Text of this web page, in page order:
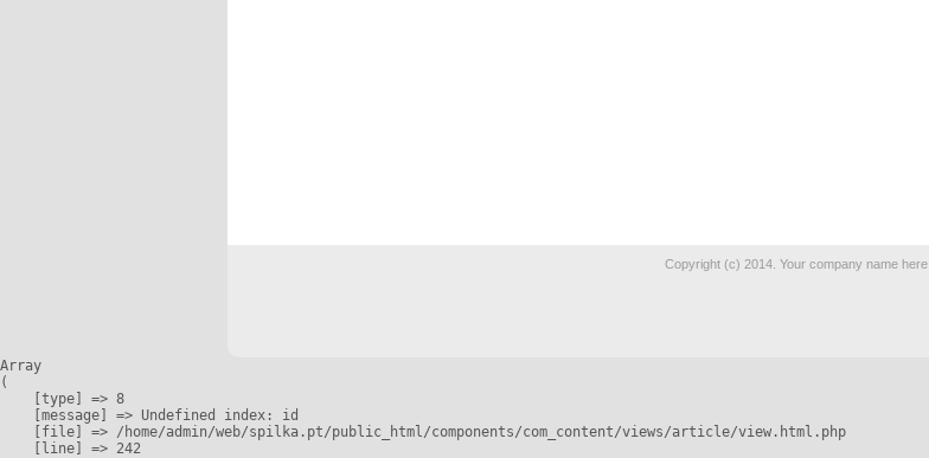
Copyright (c) 2014. Your company name here
Array
(
    [type] => 8
    [message] => Undefined index: id
    [file] => /home/admin/web/spilka.pt/public_html/components/com_content/views/article/view.html.php
    [line] => 242